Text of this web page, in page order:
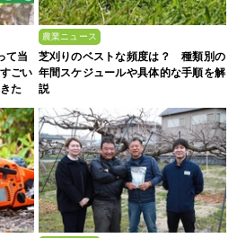
て当
ごい
た
農業ニュース
芝刈りのベストな頻度は？ 種類別の
年間スケジュールや具体的な手順を解
説